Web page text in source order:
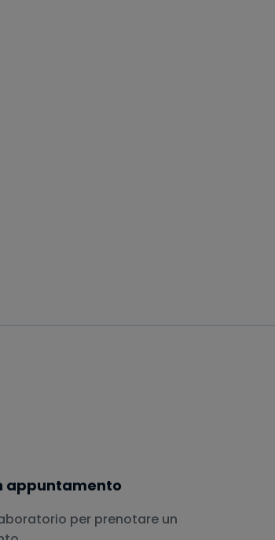
appuntamento
per prenotare un